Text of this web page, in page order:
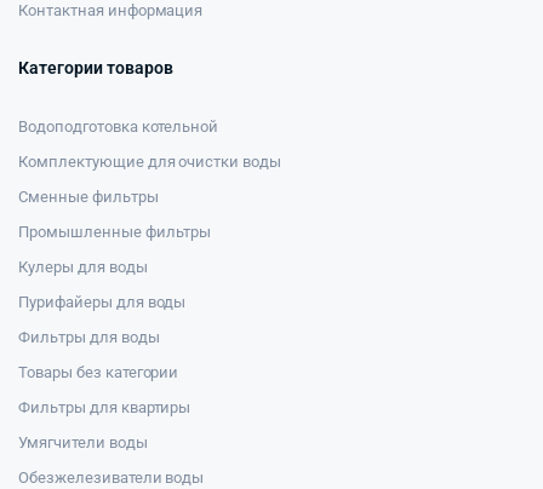
Контактная информация
Категории товаров
Водоподготовка котельной
Комплектующие для очистки воды
Сменные фильтры
Промышленные фильтры
Кулеры для воды
Пурифайеры для воды
Фильтры для воды
Товары без категории
Фильтры для квартиры
Умягчители воды
Обезжелезиватели воды